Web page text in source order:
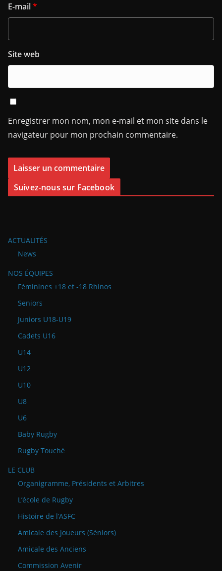
E-mail*
Site web
Enregistrer mon nom, mon e-mail et mon site dans le
navigateur pour mon prochain commentaire.
Suivez-nous sur Facebook
ACTUALITÉS
News
NOS ÉQUIPES
Féminines +18 et -18 Rhinos
Seniors
Juniors U18-U19
Cadets U16
U14
U12
U10
U8
U6
Baby Rugby
Rugby Touché
LE CLUB
Organigramme, Présidents et Arbitres
L’école de Rugby
Histoire de l’ASFC
Amicale des Joueurs (Séniors)
Amicale des Anciens
Commission Avenir